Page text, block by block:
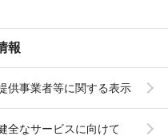
報
供事業者等に関する表示
全なサービスに向けて